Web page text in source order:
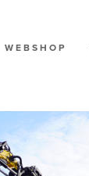
WEBSHOP